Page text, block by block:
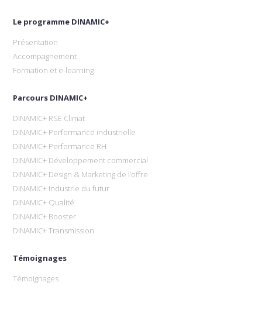
Le programme DINAMIC+
Présentation
Accompagnement
Formation et e-learning
Parcours DINAMIC+
DINAMIC+ RSE Climat
DINAMIC+ Performance industrielle
DINAMIC+ Performance RH
DINAMIC+ Développement commercial
DINAMIC+ Design & Marketing de l’offre
DINAMIC+ Industrie du futur
DINAMIC+ Qualité
DINAMIC+ Booster
DINAMIC+ Transmission
Témoignages
Témoignages